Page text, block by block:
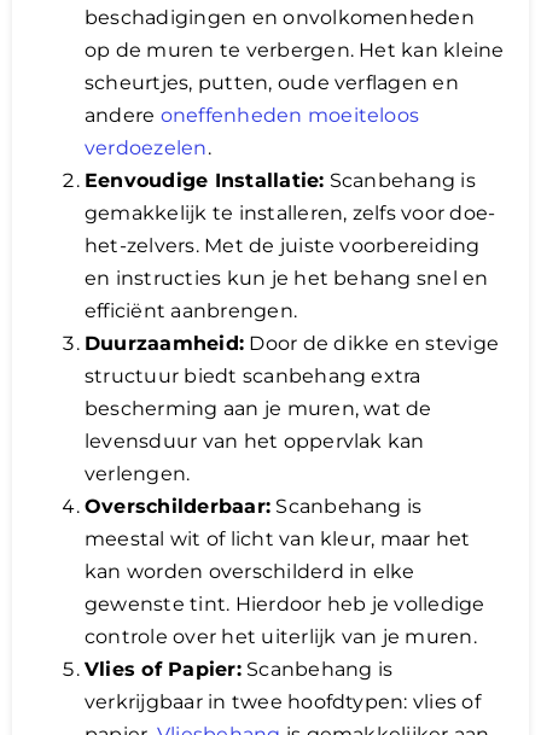
beschadigingen en onvolkomenheden
op de muren te verbergen. Het kan kleine
scheurtjes, putten, oude verflagen en
andere oneffenheden moeiteloos
verdoezelen.
Eenvoudige Installatie: Scanbehang is
gemakkelijk te installeren, zelfs voor doe-
het-zelvers. Met de juiste voorbereiding
en instructies kun je het behang snel en
efficiënt aanbrengen.
Duurzaamheid: Door de dikke en stevige
structuur biedt scanbehang extra
bescherming aan je muren, wat de
levensduur van het oppervlak kan
verlengen.
Overschilderbaar: Scanbehang is
meestal wit of licht van kleur, maar het
kan worden overschilderd in elke
gewenste tint. Hierdoor heb je volledige
controle over het uiterlijk van je muren.
Vlies of Papier:Scanbehang is
verkrijgbaar in twee hoofdtypen: vlies of